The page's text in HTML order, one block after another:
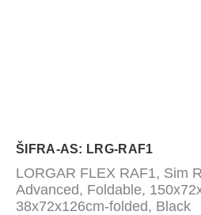
ŠIFRA-AS: LRG-RAF1
LORGAR FLEX RAF1, Sim
Advanced, Foldable,
38x72x126cm-folded, Black